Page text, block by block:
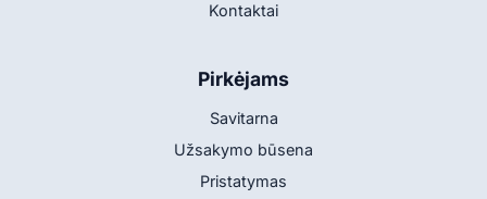
Kontaktai
Pirkėjams
Savitarna
Užsakymo būsena
Pristatymas